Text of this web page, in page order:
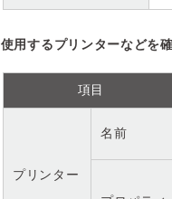
使用するプリンターなどを
項目
プリンター
名前